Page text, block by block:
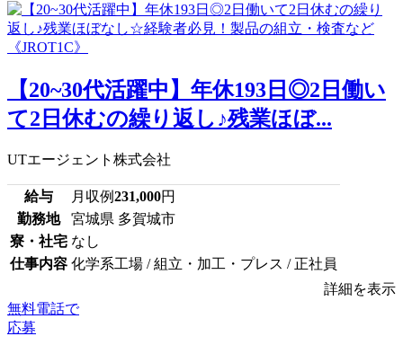
【20~30代活躍中】年休193日◎2日働い
て2日休むの繰り返し♪残業ほぼ...
UTエージェント株式会社
給与 月収例231,000円
勤務地
宮城県 多賀城市
寮・社宅 なし
仕事内容 化学系工場 / 組立・加工・プレス / 正社員
詳細を表示
無料電話で
応募